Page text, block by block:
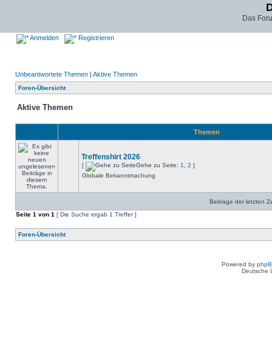
Das
Anmelden Registrieren
Unbeantwortete Themen | Aktive Themen
Foren-Übersicht
Aktive Themen
Themen
Treffenshirt 2026
[ Gehe zu Seite: 1 2 ]
Globale Bekanntmachung
Beiträge der letzten
Seite 1 von 1 [ Die Suche ergab 1 Treffer ]
Foren-Übersicht
Powered by
Deutsche